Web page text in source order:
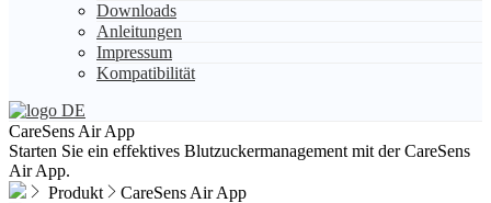
Downloads
Anleitungen
Impressum
Kompatibilität
DE
CareSens Air App
Starten Sie ein effektives Blutzuckermanagement mit der CareSens
Air App.
Produkt
CareSens Air App